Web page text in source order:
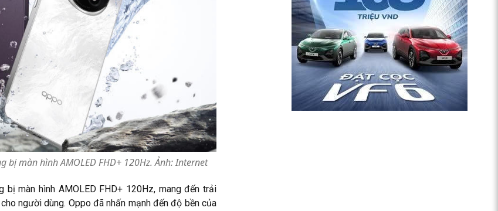
bị màn hình AMOLED FHD+ 120Hz. Ảnh: Internet
màn hình AMOLED FHD+ 120Hz, mang đến trải
người dùng. Oppo đã nhấn mạnh đến độ bền của